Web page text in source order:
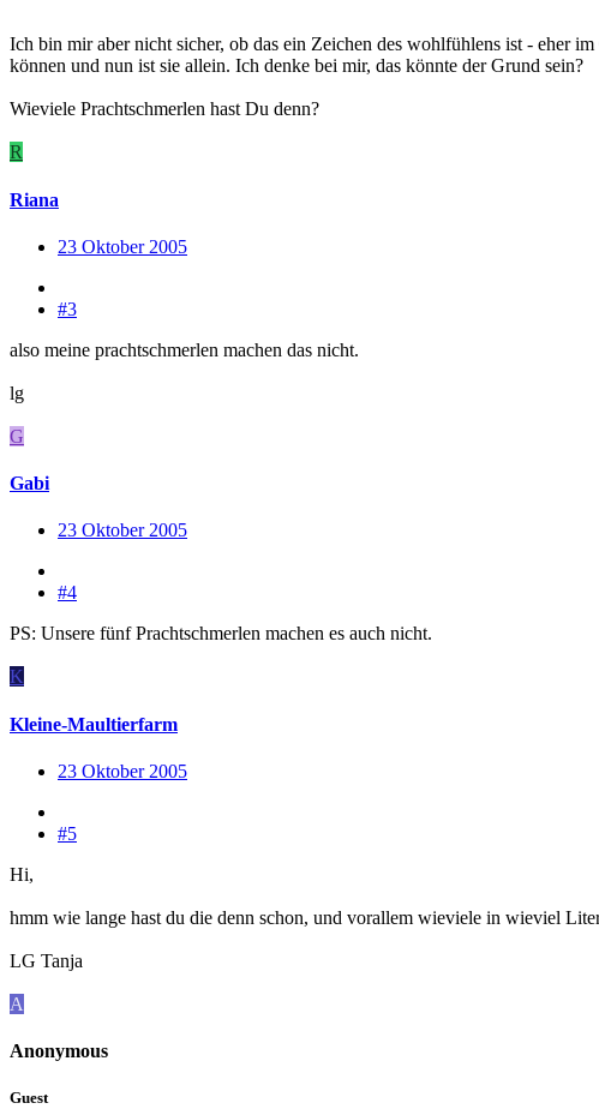
Ich bin mir aber nicht sicher, ob das ein Zeichen des wohlfühlens ist - eher
können und nun ist sie allein. Ich denke bei mir, das könnte der Grund sein?
Wieviele Prachtschmerlen hast Du denn?
R
Riana
23 Oktober 2005
#3
also meine prachtschmerlen machen das nicht.
lg
G
Gabi
23 Oktober 2005
#4
PS: Unsere fünf Prachtschmerlen machen es auch nicht.
K
Kleine-Maultierfarm
23 Oktober 2005
#5
Hi,
hmm wie lange hast du die denn schon, und vorallem wieviele in wieviel
LG Tanja
A
Anonymous
Guest